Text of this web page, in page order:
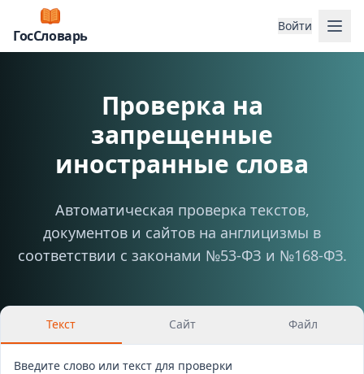
ГосСловарь
Войти
Проверка на
запрещенные
иностранные слова
Автоматическая проверка текстов,
документов и сайтов на англицизмы в
соответствии с законами №53-ФЗ и №168-ФЗ.
Текст Сайт Файл
Введите слово или текст для проверки